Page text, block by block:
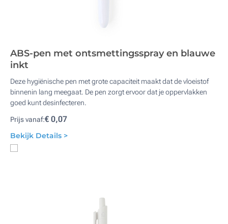
ABS-pen met ontsmettingsspray en blauwe
inkt
Deze hygiënische pen met grote capaciteit maakt dat de vloeistof
binnenin lang meegaat. De pen zorgt ervoor dat je oppervlakken
goed kunt desinfecteren.
Prijs vanaf:€ 0,07
Bekijk Details >